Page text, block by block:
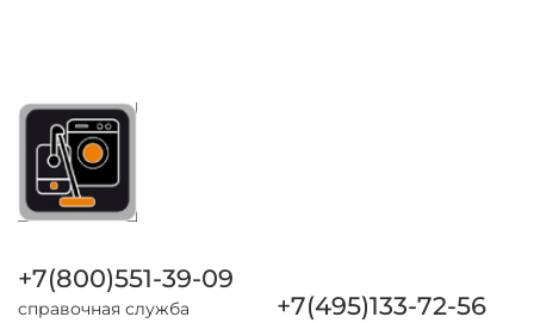
+7(800)551-39-09
справочная служба +7(495)133-72-56